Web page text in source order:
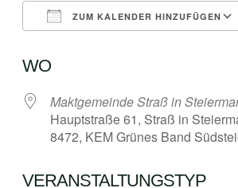
ZUM KALENDER HINZUFÜGEN
WO
Maktgemeinde Straß in
Hauptstraße 61, Straß in
8472, KEM Grünes Band
VERANSTALTUNGSTYP